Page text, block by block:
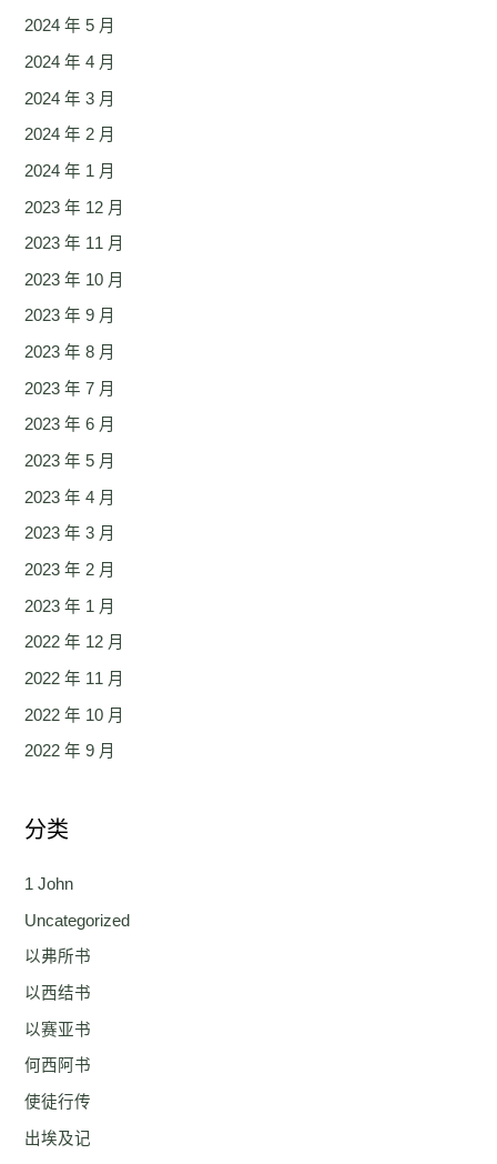
2024 年 5 月
2024 年 4 月
2024 年 3 月
2024 年 2 月
2024 年 1 月
2023 年 12 月
2023 年 11 月
2023 年 10 月
2023 年 9 月
2023 年 8 月
2023 年 7 月
2023 年 6 月
2023 年 5 月
2023 年 4 月
2023 年 3 月
2023 年 2 月
2023 年 1 月
2022 年 12 月
2022 年 11 月
2022 年 10 月
2022 年 9 月
分类
1 John
Uncategorized
以弗所书
以西结书
以赛亚书
何西阿书
使徒行传
出埃及记